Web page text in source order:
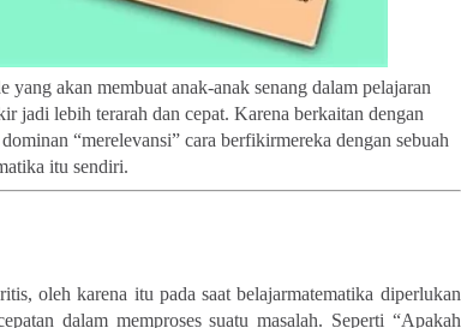
yang akan membuat anak-anak senang dalam pelajaran
jadi lebih terarah dan cepat. Karena berkaitan dengan
“merelevansi” cara berfikirmereka dengan sebuah
itu sendiri.
oleh karena itu pada saat belajarmatematika diperlukan
dalam memproses suatu masalah. Seperti “Apakah